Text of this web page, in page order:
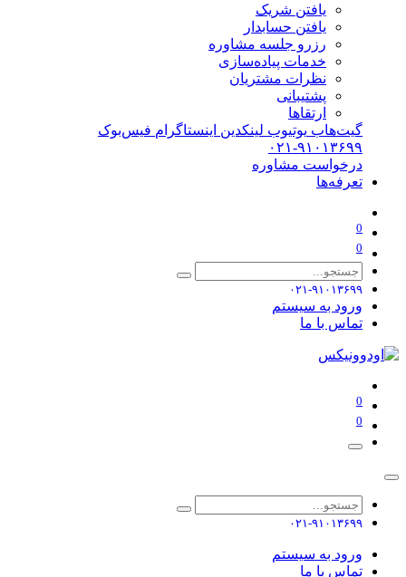
یافتن شریک
یافتن حسابدار
رزرو جلسه مشاوره
خدمات پیاده‌سازی
نظرات مشتریان
پشتیبانی
ارتقاها
گیت‌هاب یوتیوب لینکدین اینستاگرام فیس‌بوک
۰۲۱-۹۱۰۱۳۶۹۹
درخواست مشاوره
تعرفه‌ها
0
0
۰۲۱-۹۱۰۱۳۶۹۹
ورود به سیستم
تماس با ما
0
0
۰۲۱-۹۱۰۱۳۶۹۹
ورود به سیستم
تماس با ما